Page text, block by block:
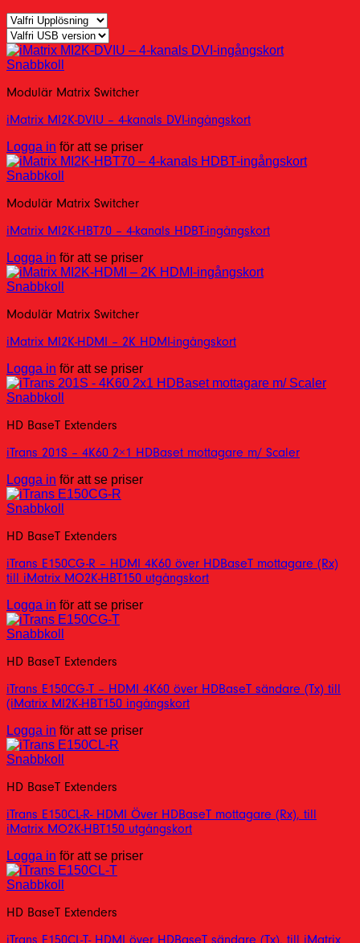
Snabbkoll
Modulär Matrix Switcher
iMatrix MI2K-DVIU – 4-kanals DVI-ingångskort
Logga in för att se priser
Snabbkoll
Modulär Matrix Switcher
iMatrix MI2K-HBT70 – 4-kanals HDBT-ingångskort
Logga in för att se priser
Snabbkoll
Modulär Matrix Switcher
iMatrix MI2K-HDMI – 2K HDMI-ingångskort
Logga in för att se priser
Snabbkoll
HD BaseT Extenders
iTrans 201S – 4K60 2×1 HDBaset mottagare m/ Scaler
Logga in för att se priser
Snabbkoll
HD BaseT Extenders
iTrans E150CG-R – HDMI 4K60 över HDBaseT mottagare (Rx)
till iMatrix MO2K-HBT150 utgångskort
Logga in för att se priser
Snabbkoll
HD BaseT Extenders
iTrans E150CG-T – HDMI 4K60 över HDBaseT sändare (Tx) till
(iMatrix MI2K-HBT150 ingångskort
Logga in för att se priser
Snabbkoll
HD BaseT Extenders
iTrans E150CL-R- HDMI Över HDBaseT mottagare (Rx), till
iMatrix MO2K-HBT150 utgångskort
Logga in för att se priser
Snabbkoll
HD BaseT Extenders
iTrans E150CL-T- HDMI över HDBaseT sändare (Tx), till iMatrix